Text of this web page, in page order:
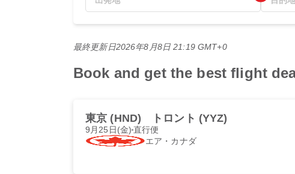
最終更新日2026年8月8日 21:19 GMT+0
Book and get the best flight
東京 (HND) トロント (YYZ)
9月25日(金)直行便
エア・カナダ